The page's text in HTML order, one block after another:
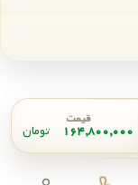
قیمت
۱۶۴,۸۰۰,۰۰۰ تومان
بستن